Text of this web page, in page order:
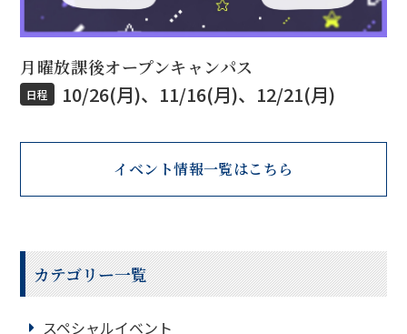
月曜放課後オープンキャンパス
日程 10/26(月)、11/16(月)、12/21(月)
イベント情報一覧はこちら
カテゴリー一覧
スペシャルイベント